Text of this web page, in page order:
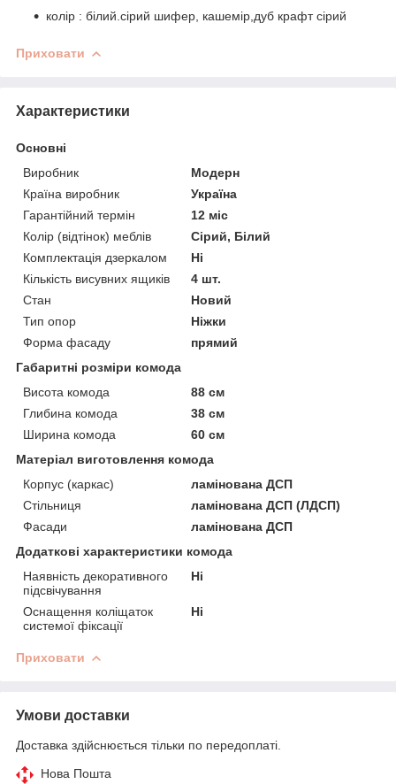
колір : білий.сірий шифер, кашемір,дуб крафт сірий
Приховати
Характеристики
Основні
Виробник
Модерн
Країна виробник
Україна
Гарантійний термін
12 міс
Колір (відтінок) меблів
Сірий, Білий
Комплектація дзеркалом
Ні
Кількість висувних ящиків
4 шт.
Стан
Новий
Тип опор
Ніжки
Форма фасаду
прямий
Габаритні розміри комода
Висота комода
88 см
Глибина комода
38 см
Ширина комода
60 см
Матеріал виготовлення комода
Корпус (каркас)
ламінована ДСП
Стільниця
ламінована ДСП (ЛДСП)
Фасади
ламінована ДСП
Додаткові характеристики комода
Наявність декоративного
підсвічування
Ні
Оснащення коліщаток
системої фіксації
Ні
Приховати
Умови доставки
Доставка здійснюється тільки по передоплаті.
Нова Пошта